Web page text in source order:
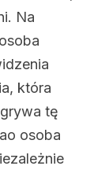
Na
która
tę
osoba